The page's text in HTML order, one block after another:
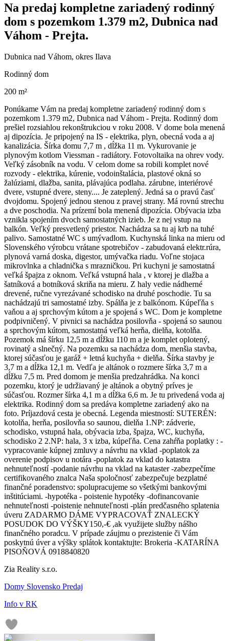
Na predaj kompletne zariadený rodinný
dom s pozemkom 1.379 m2, Dubnica nad
Váhom - Prejta.
Dubnica nad Váhom, okres Ilava
Rodinný dom
200 m²
Ponúkame Vám na predaj kompletne zariadený rodinný dom s
pozemkom 1.379 m2, Dubnica nad Váhom - Prejta. Rodinný dom
prešiel rozsiahlou rekonštrukciou v roku 2008. V dome bola menená
aj dipozícia. Je pripojený na IS - elektrika, plyn, obecná voda a aj
kanalizácia. Šírka domu 7,7 m , dĺžka 11 m. Vykurovanie je
plynovým kotlom Viessman - radiátory. Fotovoltaika na ohrev vody.
Veľký zásobník na vodu. V celom dome sa robili komplet nové
rozvody - elektrika, kúrenie, vodoinštalácia, plastové okná so
žalúziami, dlažba, sanita, plávajúca podlaha. zárubne, interiérové
dvere, vstupné dvere, steny.... Je zateplený. Jedná sa o pravú časť
dvojdomu. Spojený jednou stenou z pravej strany. Má rovnú strechu
a dve poschodia. Na prízemí bola menená dipozícia. Obývacia izba
vznikla spojením dvoch samostatných izieb. Je z nej vstup na
balkón. Veľký presvetlený priestor. Nachádza sa tu aj krb na tuhé
palivo. Samostatné WC s umývadlom. Kuchynská linka na mieru od
Slovenského výrobcu vrátane spotrebičov - zabudovaná elektr.rúra,
plynová varná doska, digestor, umývačka riadu. Voľne stojaca
mikrovlnka a chladnička s mrazničkou. Pri kuchyni je samostatná
veľká špajza z oknom. Veľká vstupná hala , v ktorej je dlažba a
šatníková a botníková skriňa na mieru. Z haly vedie nádherné
drevené, ručne vyrezávané schodisko na druhé poschodie. Tu sa
nachádzajú tri samostatné izby. Spálňa je z balkónom. Kúpeľňa s
vaňou a aj sprchovým kútom a je spojená s WC. Dom je kompletne
podpivničený. V pivnici sa nachádza posilovňa - spojená so saunou
a sprchovým kútom, samostatná veľká herňa, dielňa, kotolňa.
Pozemok má šírku 12,5 m a dĺžku 110 m a je komplet oplotený,
rovinatý a slnečný. Na pozemku sa nachádza dom, menšia stavba,
ktorej súčasťou je garáž + letná kuchyňa + dielňa. Šírka stavby je
3,7 m a dĺžka 12,1 m. Vedľa je altánok o rozmere šírka 3,7 m a
dĺžku 7,5 m. Pred domom je menšia predzahrádka. Na konci
pozemku, ktorý je udržiavaný je altánok a obytný príves je
súčasťou. Rozmer šírka 4,1 m a dĺžka 6,6 m. Je tu privedená voda aj
elektrika. Rodinný dom sa predáva kompletne zariadený ako na
foto. Príjazdová cesta je obecná. Legenda miestností: SUTERÉN:
kotolňa, herňa, posilovňa so saunou, dielňa 1.NP: zádverie,
schodisko, vstupná hala, obývacia izba, špajza, WC, kuchyňa,
schodisko 2 2.NP: hala, 3 x izba, kúpeľňa. Cena zahŕňa poplatky : -
vypracovanie kúpnej zmluvy a návrhu na vklad -poplatok za
overenie podpisov u notára -poplatok za vklad do katastra
nehnuteľností -podanie návrhu na vklad na kataster -zabezpečíme
certifikovaného znalca Naša spoločnosť zabezpečuje bezplatné
finančné poradenstvo: spolupracujeme so všetkými bankovými
inštitúciami. -hypotéka - poistenie hypotéky -dofinancovanie
nehnuteľnosti -poistenie nehnuteľnosti -plán predčasného splatenia
úveru ZADARMO DÁME VYPRACOVAŤ ZNALECKÝ
POSUDOK DO VÝŠKY150,-€ ,ak využijete služby nášho
finančného poradcu. V prípade záujmu o prezistenie či Vám
poskytnú úver a výšky splátok kontaktujte: Brokeria -KATARÍNA
PISOŇOVÁ 0918840820
Zia Reality s.r.o.
Domy Slovensko Predaj
Info v RK